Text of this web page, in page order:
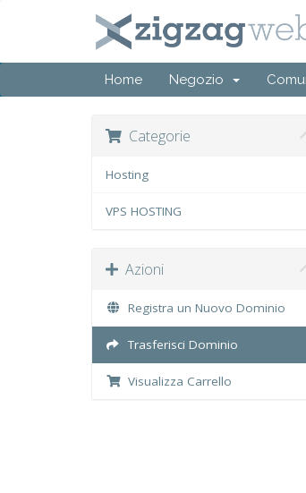
Home Negozio
Categorie
Hosting
VPS HOSTING
Azioni
Registra un Nuovo Dominio
Trasferisci Dominio
Visualizza Carrello